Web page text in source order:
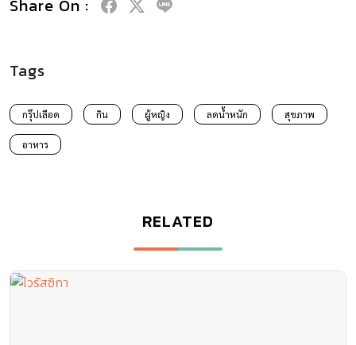
Share On :
Tags
กรุ๊ปเลือด กิน ผู้หญิง ลดน้ำหนัก สุขภาพ
อาหาร
RELATED